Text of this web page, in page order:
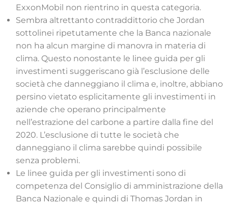
ExxonMobil non rientrino in questa categoria.
Sembra altrettanto contraddittorio che Jordan
sottolinei ripetutamente che la Banca nazionale
non ha alcun margine di manovra in materia di
clima. Questo nonostante le linee guida per gli
investimenti suggeriscano già l’esclusione delle
società che danneggiano il clima e, inoltre, abbiano
persino vietato esplicitamente gli investimenti in
aziende che operano principalmente
nell’estrazione del carbone a partire dalla fine del
2020. L’esclusione di tutte le società che
danneggiano il clima sarebbe quindi possibile
senza problemi.
Le linee guida per gli investimenti sono di
competenza del Consiglio di amministrazione della
Banca Nazionale e quindi di Thomas Jordan in